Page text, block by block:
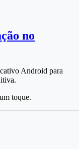
no
Android para
toque.